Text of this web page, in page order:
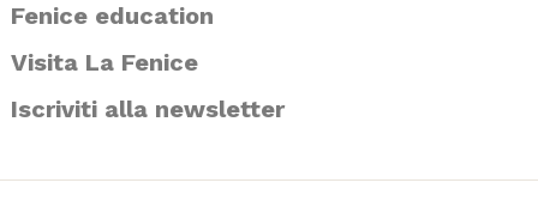
Fenice education
Visita La Fenice
Iscriviti alla newsletter